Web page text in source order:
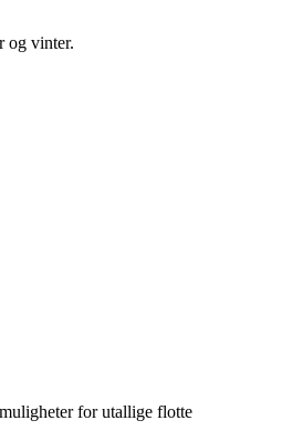
og vinter.
for utallige flotte